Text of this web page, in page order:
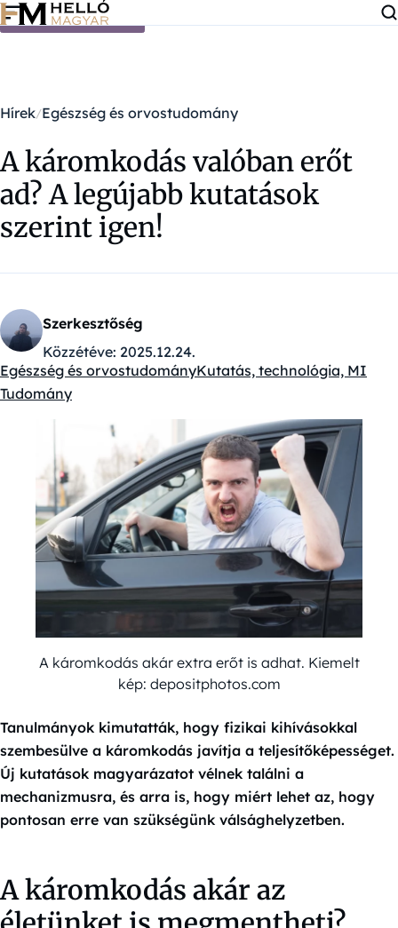
Ugrás a tartalomra
Hírek Egészség és orvostudomány
A káromkodás valóban erőt
ad? A legújabb kutatások
szerint igen!
Szerkesztőség
Közzétéve: 2025.12.24.
Kategóriák:
Egészség és orvostudományKutatás, technológia, MI
Tudomány
A káromkodás akár extra erőt is adhat. Kiemelt
kép: depositphotos.com
Tanulmányok kimutatták, hogy fizikai kihívásokkal
szembesülve a káromkodás javítja a teljesítőképességet.
Új kutatások magyarázatot vélnek találni a
mechanizmusra, és arra is, hogy miért lehet az, hogy
pontosan erre van szükségünk válsághelyzetben.
A káromkodás akár az